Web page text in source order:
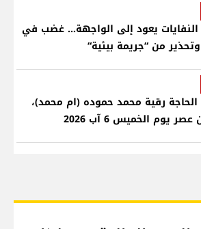
يعود إلى الواجهة… غضب في
من “جريمة بيئية“
الحاجة رقية محمد حموده (ام محمد)،
يوم الخميس 6 آب 2026